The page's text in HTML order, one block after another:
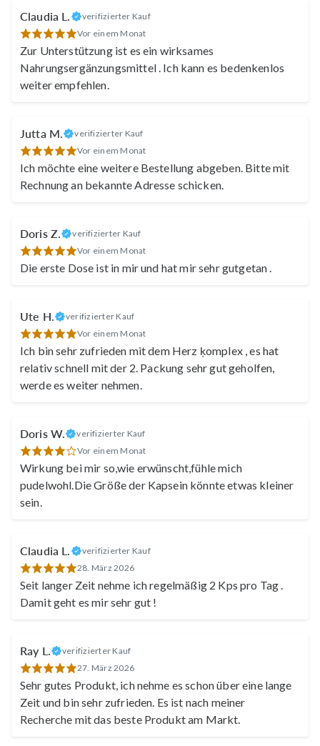
Claudia L.
verifizierter Kauf
Vor einem Monat
Zur Unterstützung ist es ein wirksames
Nahrungsergänzungsmittel . Ich kann es bedenkenlos
weiter empfehlen.
Jutta M.
verifizierter Kauf
Vor einem Monat
Ich möchte eine weitere Bestellung abgeben. Bitte mit
Rechnung an bekannte Adresse schicken.
Doris Z.
verifizierter Kauf
Vor einem Monat
Die erste Dose ist in mir und hat mir sehr gutgetan .
Ute H.
verifizierter Kauf
Vor einem Monat
Ich bin sehr zufrieden mit dem Herz ķomplex , es hat
relativ schnell mit der 2. Packung sehr gut geholfen,
werde es weiter nehmen.
Doris W.
verifizierter Kauf
Vor einem Monat
Wirkung bei mir so,wie erwünscht,fühle mich
pudelwohl.Die Größe der Kapsein könnte etwas kleiner
sein.
Claudia L.
verifizierter Kauf
28. März 2026
Seit langer Zeit nehme ich regelmäßig 2 Kps pro Tag .
Damit geht es mir sehr gut !
Ray L.
verifizierter Kauf
27. März 2026
Sehr gutes Produkt, ich nehme es schon über eine lange
Zeit und bin sehr zufrieden. Es ist nach meiner
Recherche mit das beste Produkt am Markt.